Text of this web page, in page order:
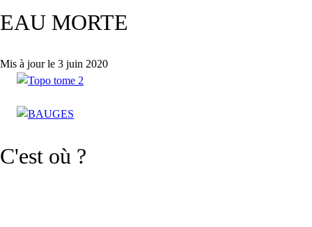
EAU MORTE
Mis à jour le 3 juin 2020
C'est où ?